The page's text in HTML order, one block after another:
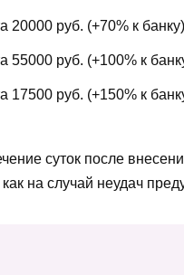
20000 руб. (+70% к
55000 руб. (+100% к
17500 руб. (+150% к
суток после
на случай неудач